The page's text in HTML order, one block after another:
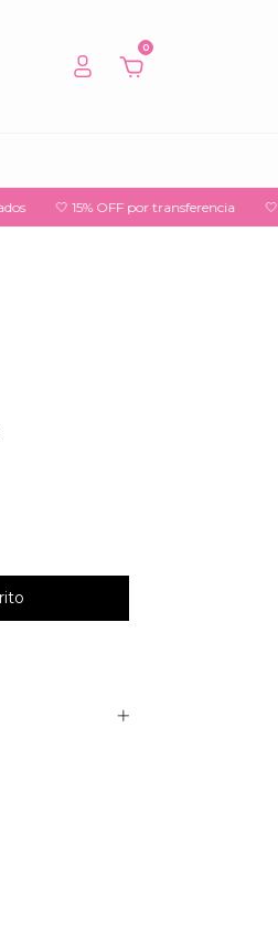
0
🤍 15% OFF por transferencia 🤍 3 y 6